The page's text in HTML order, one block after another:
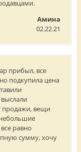
Амина
02.22.21
прибыл, все
подкупила цена
продажи, вещи
равно
сумму, хочу